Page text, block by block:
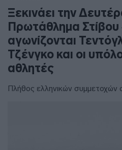
Ξεκινάει την
Πρωτάθλημα Στίβου
αγωνίζονται
Τζένγκο και οι
αθλητές
Πλήθος ελληνικών συμμετοχών